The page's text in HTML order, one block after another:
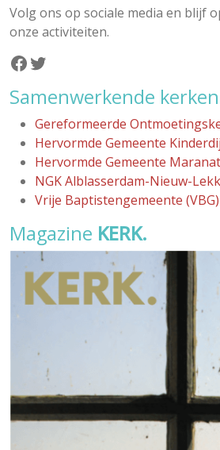
Volg ons op sociale media en blijf
onze activiteiten.
Facebook
Twitter
Samenwerkende kerken
Gereformeerde
Hervormde Gemeente
Hervormde Gemeente
NGK Alblasserdam-Nieuw-
Vrije Baptistengemeente
Magazine KERK.